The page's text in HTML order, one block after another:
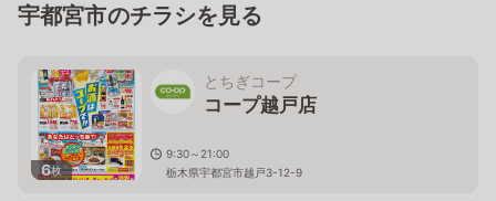
宇都宮市のチラシを見る
6枚
とちぎコープ
コープ越戸店
9:30～21:00
栃木県宇都宮市越戸3-12-9